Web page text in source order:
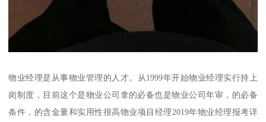
物业经理是从事物业管理的人才。从1999年开始物业经理实行持上
岗制度，目前这个是物业公司拿的必备也是物业公司年审，的必备
条件，的含金量和实用性很高物业项目经理2019年物业经理报考详